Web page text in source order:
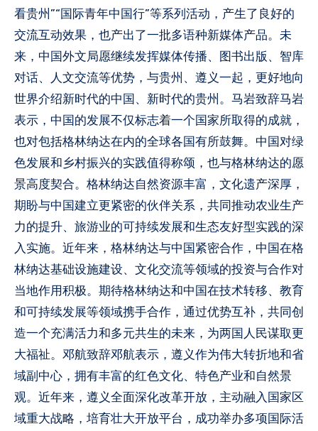
看贵州”“国际青年中国行”等系列活动，产生了良好的
交流互动效果，也产出了一批多语种新媒体产品。未
来，中国外文局愿继续发挥媒体传播、图书出版、智库
对话、人文交流等优势，与贵州、遵义一起，更好地向
世界介绍新时代的中国、新时代的贵州。马岩致辞马岩
表示，中国的发展不仅标志着一个国家所取得的成就，
也对包括格林纳达在内的全球各国有所鼓舞。中国对绿
色发展和乡村振兴的实践值得称颂，也与格林纳达的愿
景高度契合。格林纳达自然资源丰富，文化遗产深厚，
期盼与中国建立更紧密的伙伴关系，共同推动农业生产
力的提升、旅游业的可持续发展和生态友好型实践的深
入实施。近年来，格林纳达与中国紧密合作，中国在格
林纳达基础设施建设、文化交流等领域的投资与合作对
当地作用积极。期待格林纳达和中国在技术转移、教育
和可持续发展等领域携手合作，通过优势互补，共同创
造一个充满活力和多元共生的未来，为两国人民谋取更
大福祉。邓航致辞邓航表示，遵义作为伟大转折地和省
域副中心，拥有丰富的红色文化、特色产业和自然景
观。近年来，遵义全面深化改革开放，主动融入国家区
域重大战略，培育壮大开放平台，成功举办多项国际活